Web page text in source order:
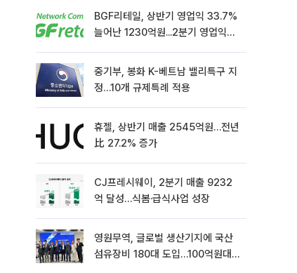
BGF리테일, 상반기 영업익 33.7%
늘어난 1230억원...2분기 영업익
중기부, 봉화 K-베트남 밸리특구 지
정…10개 규제특례 적용
휴젤, 상반기 매출 2545억원…전년
比 27.2% 증가
CJ프레시웨이, 2분기 매출 9232
억 달성…식봄·급식사업 성장
영원무역, 글로벌 생산기지에 국산
섬유장비 180대 도입…100억원대